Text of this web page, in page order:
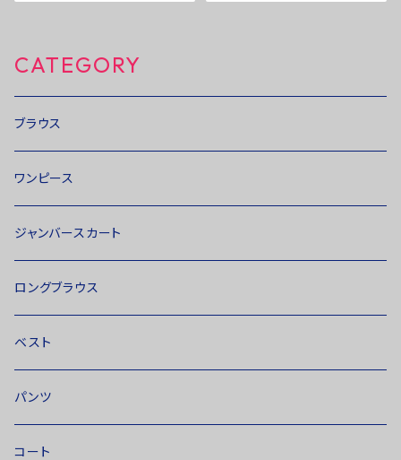
CATEGORY
ブラウス
ワンピース
ジャンバースカート
ロングブラウス
ベスト
パンツ
コート